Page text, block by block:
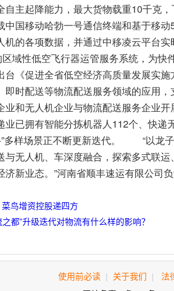
自主起降能力，最大货物载重10千
中国移动哈勃一号通信终端和基于移
机的各项数据，并通过中移凌云平台
域性低空飞行器运管服务系统，为快
《促进全省低空经济高质量发展实
即时配送等物流配送服务领域的应用
业和无人机企业与物流配送服务企业
业已拥有智能分拣机器人112个、快递
多样场景正不断更新迭代。 “以龙
与无人机、车深度融合，探索多式联
济新业态。”河南省顺丰速运有限公司
鸟增资控股递四方
都”升级迭代对物流有什么样的影响？
使用前必读 | 关于我们 |
法